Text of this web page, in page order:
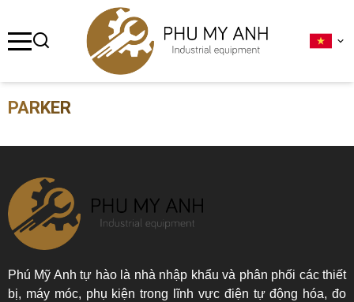
PARKER
Phú Mỹ Anh tự hào là nhà nhập khẩu và phân phối các thiết
bị, máy móc, phụ kiện trong lĩnh vực điện tự động hóa, đo